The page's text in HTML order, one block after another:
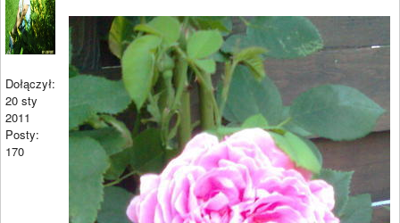
Dołączył:
20 sty
2011
Posty:
170